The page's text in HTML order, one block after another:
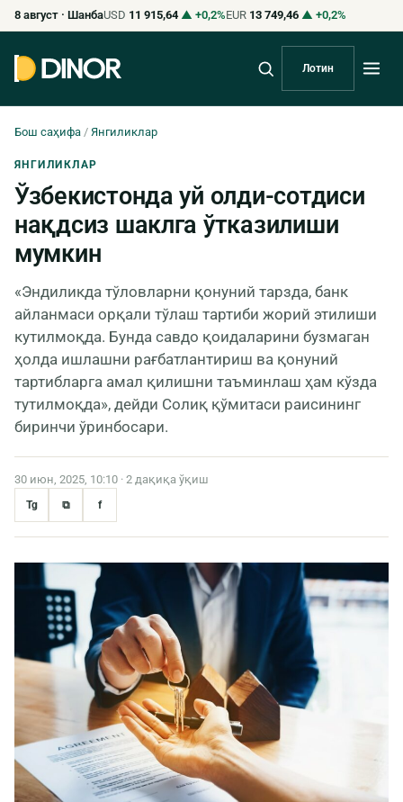
8 август · ШанбаUSD 11 915,64 ▲ +0,2%EUR 13 749,46 ▲ +0,2%
Лотин
Бош саҳифа / Янгиликлар
ЯНГИЛИКЛАР
Ўзбекистонда уй олди-сотдиси
нақдсиз шаклга ўтказилиши
мумкин
«Эндиликда тўловларни қонуний тарзда, банк
айланмаси орқали тўлаш тартиби жорий этилиши
кутилмоқда. Бунда савдо қоидаларини бузмаган
ҳолда ишлашни рағбатлантириш ва қонуний
тартибларга амал қилишни таъминлаш ҳам кўзда
тутилмоқда», дейди Солиқ қўмитаси раисининг
биринчи ўринбосари.
30 июн, 2025, 10:10 · 2 дақиқа ўқиш
Tg ⧉ f